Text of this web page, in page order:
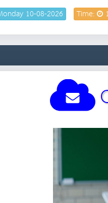
10-08-2026 Time: